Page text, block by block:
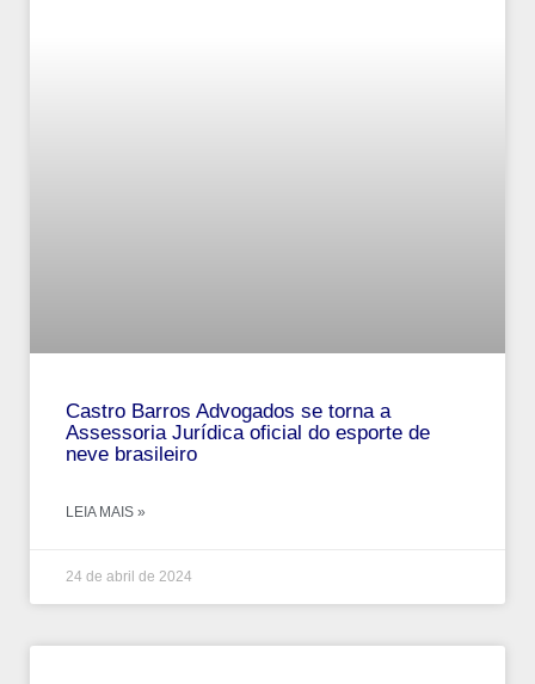
Castro Barros Advogados se torna a
Assessoria Jurídica oficial do esporte de
neve brasileiro
LEIA MAIS »
24 de abril de 2024